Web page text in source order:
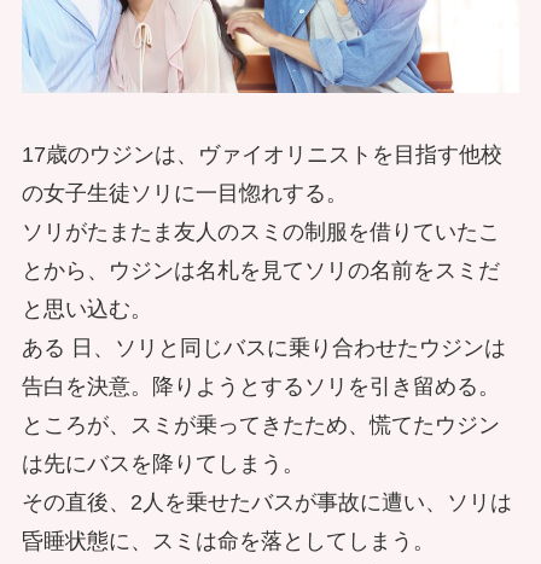
17歳のウジンは、ヴァイオリニストを目指す他校
の女子生徒ソリに一目惚れする。
ソリがたまたま友人のスミの制服を借りていたこ
とから、ウジンは名札を見てソリの名前をスミだ
と思い込む。
ある 日、ソリと同じバスに乗り合わせたウジンは
告白を決意。降りようとするソリを引き留める。
ところが、スミが乗ってきたため、慌てたウジン
は先にバスを降りてしまう。
その直後、2人を乗せたバスが事故に遭い、ソリは
昏睡状態に、スミは命を落としてしまう。